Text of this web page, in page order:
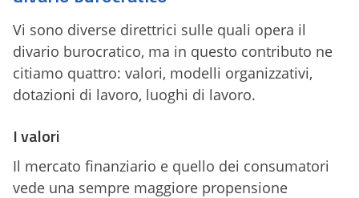
Vi sono diverse direttrici sulle quali opera il
divario burocratico, ma in questo contributo ne
citiamo quattro: valori, modelli organizzativi,
dotazioni di lavoro, luoghi di lavoro.
I valori
Il mercato finanziario e quello dei consumatori
vede una sempre maggiore propensione